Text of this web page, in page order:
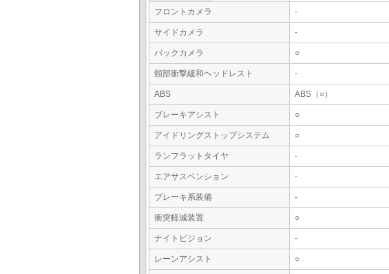
フロントカメラ -
サイドカメラ -
バックカメラ ○
頸部衝撃緩和ヘッドレスト -
ABS ABS（○）
ブレーキアシスト ○
アイドリングストップシステム ○
ランフラットタイヤ -
エアサスペンション -
ブレーキ系装備 -
衝突軽減装置 ○
ナイトビジョン -
レーンアシスト ○